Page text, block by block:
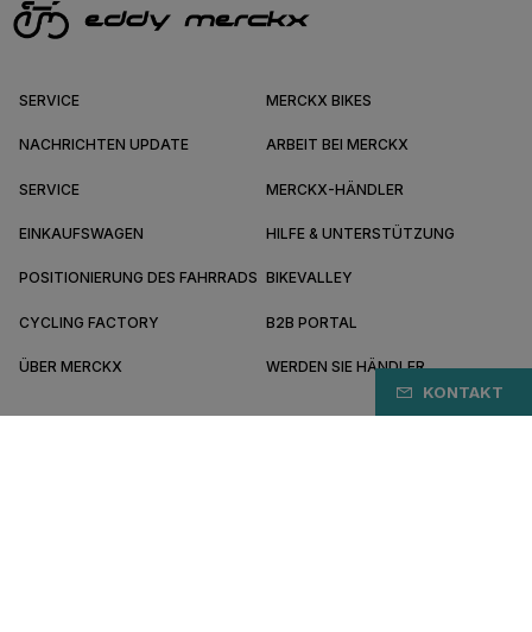
KONTAKT
SERVICE MERCKX BIKES
NACHRICHTEN UPDATE ARBEIT BEI MERCKX
SERVICE MERCKX-HÄNDLER
EINKAUFSWAGEN HILFE & UNTERSTÜTZUNG
POSITIONIERUNG DES FAHRRADS BIKEVALLEY
CYCLING FACTORY B2B PORTAL
ÜBER MERCKX WERDEN SIE HÄNDLER